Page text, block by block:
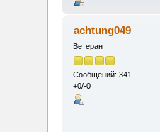
achtung049
Ветеран
Сообщений: 341
+0/-0